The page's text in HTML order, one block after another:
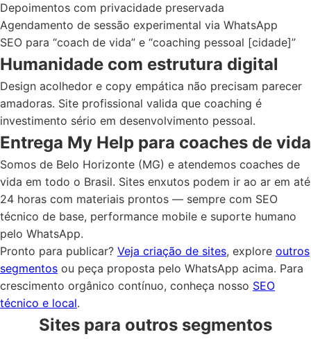
Depoimentos com privacidade preservada
Agendamento de sessão experimental via WhatsApp
SEO para “coach de vida” e “coaching pessoal [cidade]”
Humanidade com estrutura digital
Design acolhedor e copy empática não precisam parecer
amadoras. Site profissional valida que coaching é
investimento sério em desenvolvimento pessoal.
Entrega My Help para coaches de vida
Somos de Belo Horizonte (MG) e atendemos coaches de
vida em todo o Brasil. Sites enxutos podem ir ao ar em até
24 horas com materiais prontos — sempre com SEO
técnico de base, performance mobile e suporte humano
pelo WhatsApp.
Pronto para publicar? Veja criação de sites, explore outros
segmentos ou peça proposta pelo WhatsApp acima. Para
crescimento orgânico contínuo, conheça nosso SEO
técnico e local.
Sites para outros segmentos